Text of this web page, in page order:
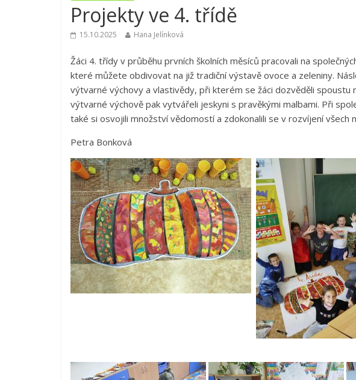
Projekty ve 4. třídě
15.10.2025 Hana Jelínková
Žáci 4. třídy v průběhu prvních školních měsíců pracovali na
které můžete obdivovat na již tradiční výstavě ovoce a zeleniny.
výtvarné výchovy a vlastivědy, při kterém se žáci dozvěděli spoustu
výtvarné výchově pak vytvářeli jeskyni s pravěkými malbami. Při
také si osvojili množství vědomostí a zdokonalili se v rozvíjení všech
Petra Bonková